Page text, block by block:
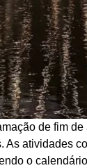
de fim
atividades
o